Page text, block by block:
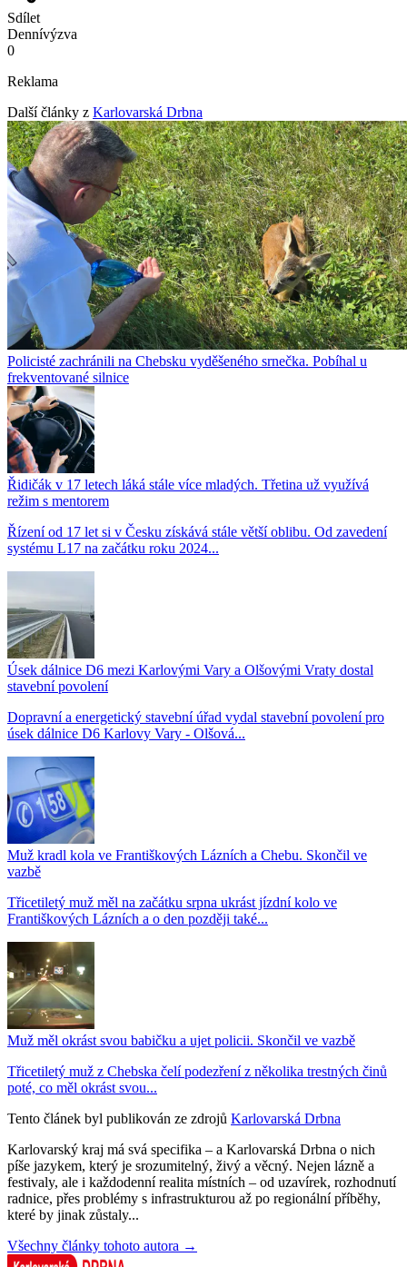
Sdílet
Dennívýzva
0
Reklama
Další články z Karlovarská Drbna
Policisté zachránili na Chebsku vyděšeného srnečka. Pobíhal u
frekventované silnice
Řidičák v 17 letech láká stále více mladých. Třetina už využívá
režim s mentorem
Řízení od 17 let si v Česku získává stále větší oblibu. Od zavedení
systému L17 na začátku roku 2024...
Úsek dálnice D6 mezi Karlovými Vary a Olšovými Vraty dostal
stavební povolení
Dopravní a energetický stavební úřad vydal stavební povolení pro
úsek dálnice D6 Karlovy Vary - Olšová...
Muž kradl kola ve Františkových Lázních a Chebu. Skončil ve
vazbě
Třicetiletý muž měl na začátku srpna ukrást jízdní kolo ve
Františkových Lázních a o den později také...
Muž měl okrást svou babičku a ujet policii. Skončil ve vazbě
Třicetiletý muž z Chebska čelí podezření z několika trestných činů
poté, co měl okrást svou...
Tento článek byl publikován ze zdrojů Karlovarská Drbna
Karlovarský kraj má svá specifika – a Karlovarská Drbna o nich
píše jazykem, který je srozumitelný, živý a věcný. Nejen lázně a
festivaly, ale i každodenní realita místních – od uzavírek, rozhodnutí
radnice, přes problémy s infrastrukturou až po regionální příběhy,
které by jinak zůstaly...
Všechny články tohoto autora →